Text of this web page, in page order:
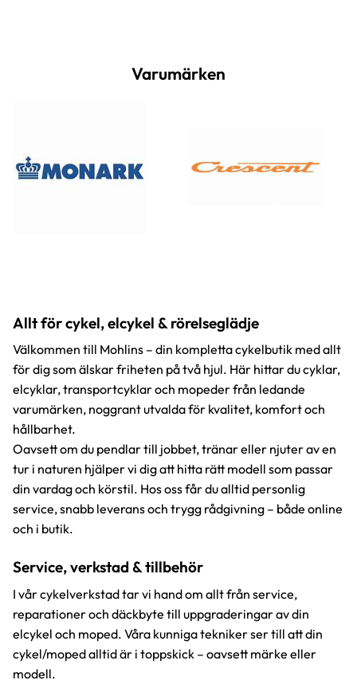
Varumärken
Allt för cykel, elcykel & rörelseglädje
Välkommen till Mohlins – din kompletta cykelbutik med allt
för dig som älskar friheten på två hjul. Här hittar du cyklar,
elcyklar, transportcyklar och mopeder från ledande
varumärken, noggrant utvalda för kvalitet, komfort och
hållbarhet.
Oavsett om du pendlar till jobbet, tränar eller njuter av en
tur i naturen hjälper vi dig att hitta rätt modell som passar
din vardag och körstil. Hos oss får du alltid personlig
service, snabb leverans och trygg rådgivning – både online
och i butik.
Service, verkstad & tillbehör
I vår cykelverkstad tar vi hand om allt från service,
reparationer och däckbyte till uppgraderingar av din
elcykel och moped. Våra kunniga tekniker ser till att din
cykel/moped alltid är i toppskick – oavsett märke eller
modell.